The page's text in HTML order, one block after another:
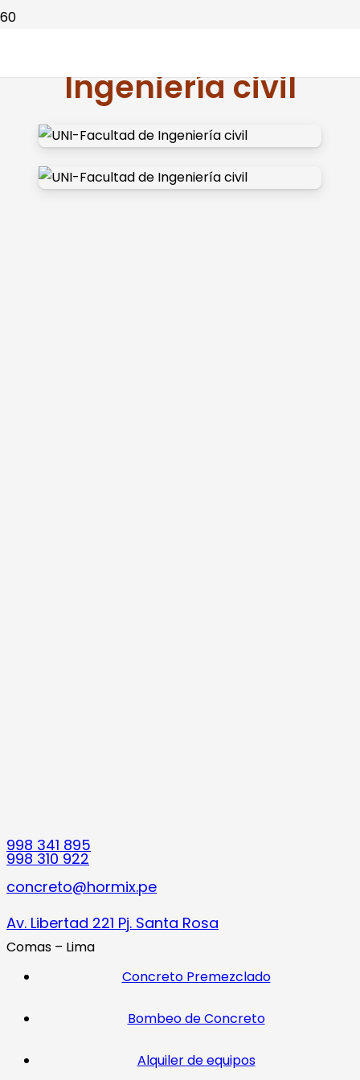
Ingeniería civil
998 310 922
998 341 895
concreto@hormix.pe
Av. Libertad 221 Pj. Santa Rosa
Comas – Lima
Concreto Premezclado
Bombeo de Concreto
Alquiler de equipos